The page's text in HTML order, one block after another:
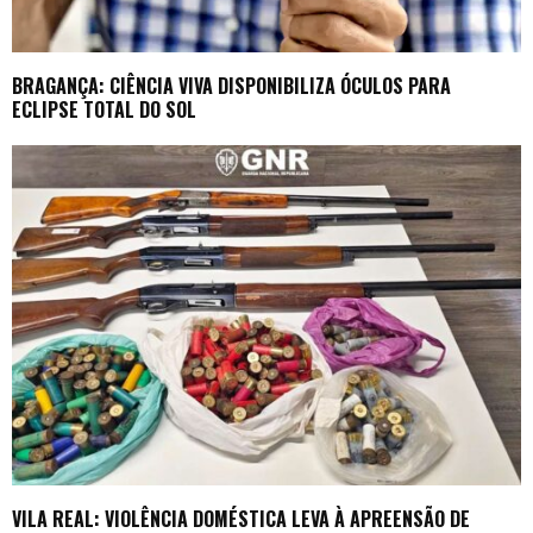
BRAGANÇA: CIÊNCIA VIVA DISPONIBILIZA ÓCULOS PARA
ECLIPSE TOTAL DO SOL
VILA REAL: VIOLÊNCIA DOMÉSTICA LEVA À APREENSÃO DE